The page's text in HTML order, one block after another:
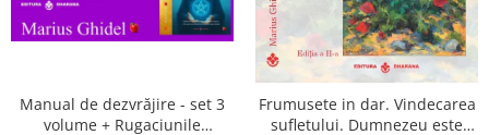
Manual de dezvrăjire - set 3
volume + Rugaciunile
Frumusete in dar. Vindecarea
sufletului. Dumnezeu este